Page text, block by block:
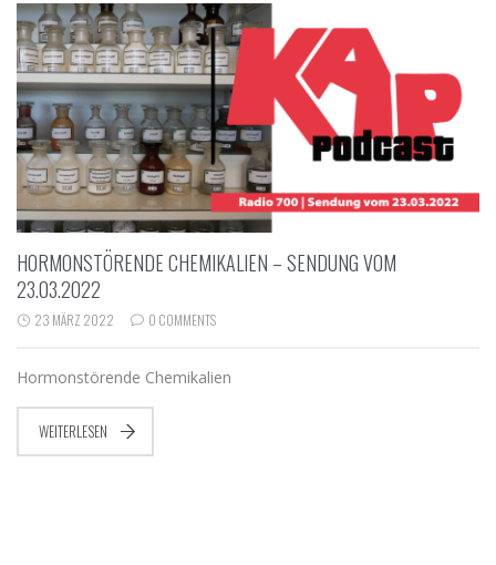
HORMONSTÖRENDE CHEMIKALIEN – SENDUNG VOM
23.03.2022
23 MÄRZ 2022 0 COMMENTS
Hormonstörende Chemikalien
WEITERLESEN